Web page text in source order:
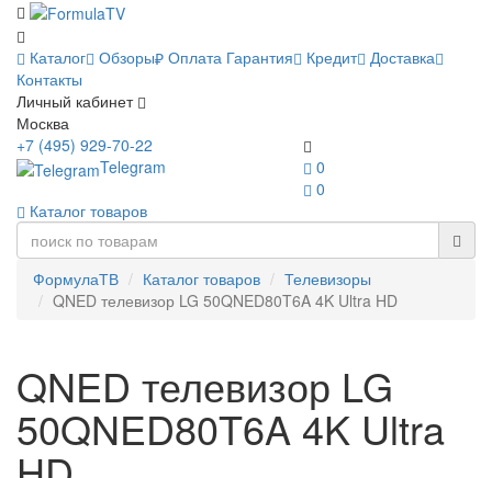
Каталог Обзоры Оплата Гарантия Кредит Доставка
Контакты
Личный кабинет
Москва
0
0
+7 (495) 929-70-22
Telegram
Каталог товаров
ФормулаТВ Каталог товаров
Телевизоры
QNED телевизор LG 50QNED80T6A 4K Ultra HD
QNED телевизор LG
50QNED80T6A 4K Ultra